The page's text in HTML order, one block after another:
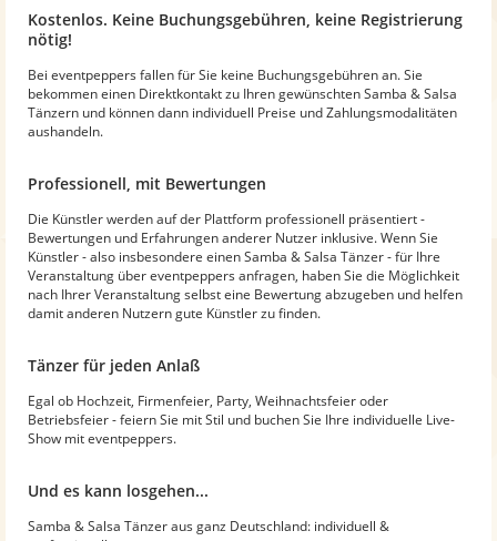
Kostenlos. Keine Buchungsgebühren, keine Registrierung
nötig!
Bei eventpeppers fallen für Sie keine Buchungsgebühren an. Sie
bekommen einen Direktkontakt zu Ihren gewünschten Samba & Salsa
Tänzern und können dann individuell Preise und Zahlungsmodalitäten
aushandeln.
Professionell, mit Bewertungen
Die Künstler werden auf der Plattform professionell präsentiert -
Bewertungen und Erfahrungen anderer Nutzer inklusive. Wenn Sie
Künstler - also insbesondere einen Samba & Salsa Tänzer - für Ihre
Veranstaltung über eventpeppers anfragen, haben Sie die Möglichkeit
nach Ihrer Veranstaltung selbst eine Bewertung abzugeben und helfen
damit anderen Nutzern gute Künstler zu finden.
Tänzer für jeden Anlaß
Egal ob Hochzeit, Firmenfeier, Party, Weihnachtsfeier oder
Betriebsfeier - feiern Sie mit Stil und buchen Sie Ihre individuelle Live-
Show mit eventpeppers.
Und es kann losgehen...
Samba & Salsa Tänzer aus ganz Deutschland: individuell &